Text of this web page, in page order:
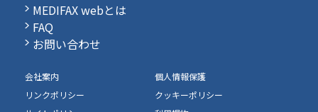
MEDIFAX webとは
FAQ
お問い合わせ
会社案内
個人情報保護
リンクポリシー
クッキーポリシー